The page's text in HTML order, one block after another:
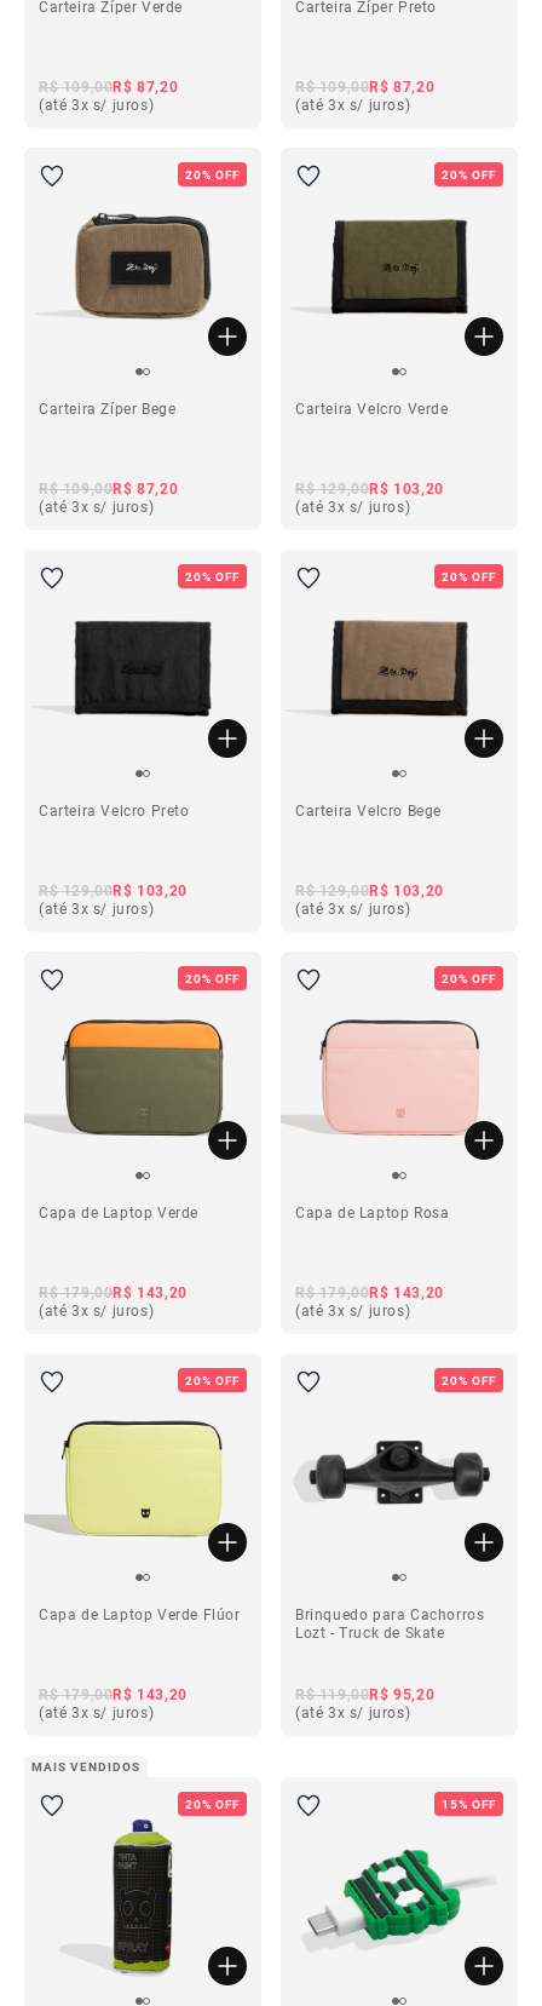
Carteira Zíper Verde
R$ 109,00R$ 87,20
(até 3x s/ juros)
Carteira Zíper Preto
R$ 109,00R$ 87,20
(até 3x s/ juros)
20% OFF
Carteira Zíper Bege
R$ 109,00R$ 87,20
(até 3x s/ juros)
20% OFF
Carteira Velcro Verde
R$ 129,00R$ 103,20
(até 3x s/ juros)
20% OFF
Carteira Velcro Preto
R$ 129,00R$ 103,20
(até 3x s/ juros)
20% OFF
Carteira Velcro Bege
R$ 129,00R$ 103,20
(até 3x s/ juros)
20% OFF
Capa de Laptop Verde
R$ 179,00R$ 143,20
(até 3x s/ juros)
20% OFF
Capa de Laptop Rosa
R$ 179,00R$ 143,20
(até 3x s/ juros)
20% OFF
Capa de Laptop Verde Flúor
R$ 179,00R$ 143,20
(até 3x s/ juros)
20% OFF
Brinquedo para Cachorros
Lozt - Truck de Skate
R$ 119,00R$ 95,20
(até 3x s/ juros)
MAIS VENDIDOS
20% OFF 15% OFF